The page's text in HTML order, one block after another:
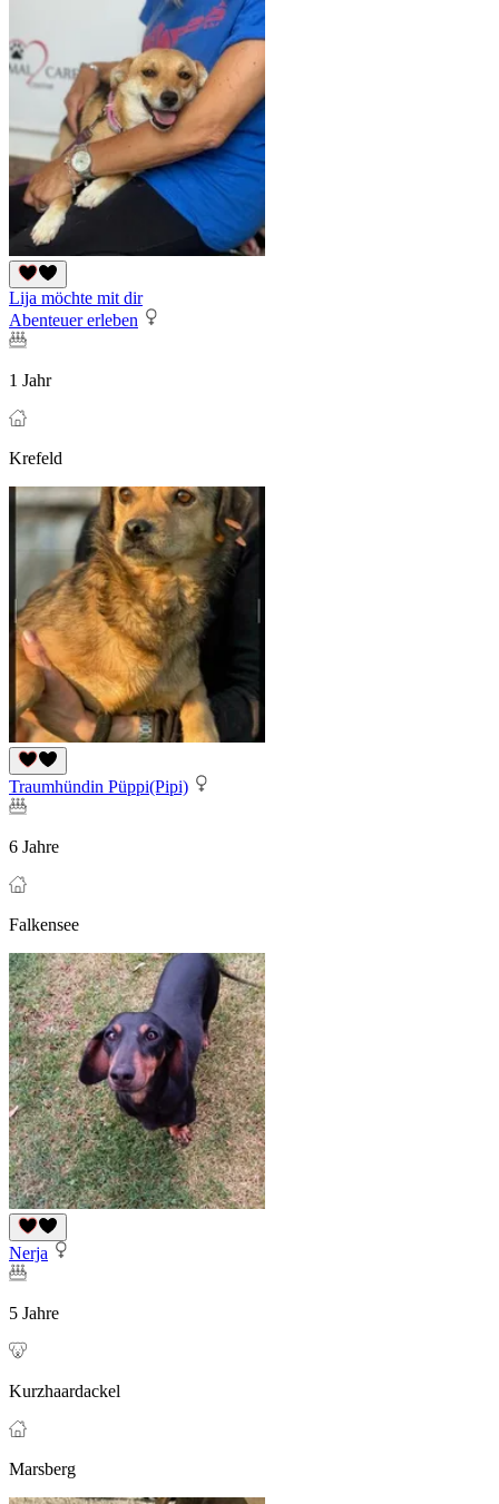
Lija möchte mit dir
Abenteuer erleben
1 Jahr
Krefeld
Traumhündin Püppi(Pipi)
6 Jahre
Falkensee
Nerja
5 Jahre
Kurzhaardackel
Marsberg